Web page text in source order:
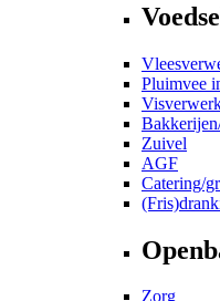
Pluimvee
Zuivel
AGF
Catering/
Zorg